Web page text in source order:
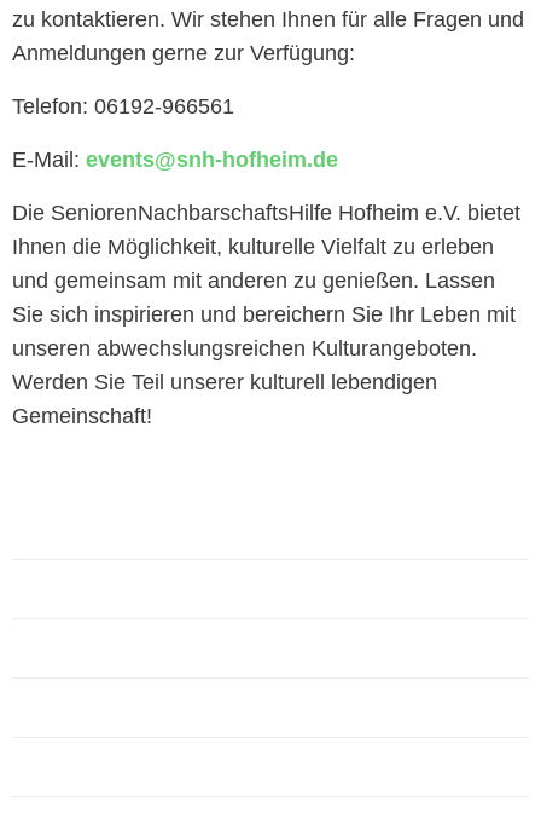
zu kontaktieren. Wir stehen Ihnen für alle Fragen und
Anmeldungen gerne zur Verfügung:
Telefon: 06192-966561
E-Mail: events@snh-hofheim.de
Die SeniorenNachbarschaftsHilfe Hofheim e.V. bietet
Ihnen die Möglichkeit, kulturelle Vielfalt zu erleben
und gemeinsam mit anderen zu genießen. Lassen
Sie sich inspirieren und bereichern Sie Ihr Leben mit
unseren abwechslungsreichen Kulturangeboten.
Werden Sie Teil unserer kulturell lebendigen
Gemeinschaft!